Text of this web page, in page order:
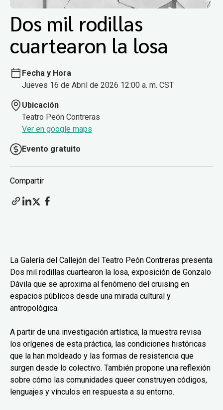
Dos mil rodillas
cuartearon la losa
Fecha y Hora
Jueves 16 de Abril de 2026 12:00 a. m. CST
Ubicación
Teatro Peón Contreras
Ver en google maps
Evento gratuito
Compartir
La Galería del Callejón del Teatro Peón Contreras presenta
Dos mil rodillas cuartearon la losa, exposición de Gonzalo
Dávila que se aproxima al fenómeno del cruising en
espacios públicos desde una mirada cultural y
antropológica.
A partir de una investigación artística, la muestra revisa
los orígenes de esta práctica, las condiciones históricas
que la han moldeado y las formas de resistencia que
surgen desde lo colectivo. También propone una reflexión
sobre cómo las comunidades queer construyen códigos,
lenguajes y vínculos en respuesta a su entorno.